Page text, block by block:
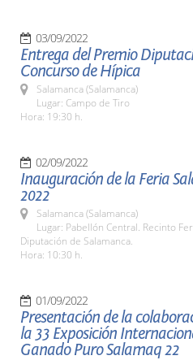
03/09/2022
Entrega del Premio
Concurso de Hípica
Salamanca (Salamanca)
Lugar: Campo de Tiro
Hora: 19:30 h.
02/09/2022
Inauguración de la Feria
2022
Salamanca (Salamanca)
Lugar: Pabellón Central. Recinto
Diputación de Salamanca.
Hora: 10:30 h.
01/09/2022
Presentación de la
la 33 Exposición
Ganado Puro Salamaq 22